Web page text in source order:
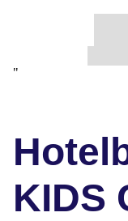
"
KIDS